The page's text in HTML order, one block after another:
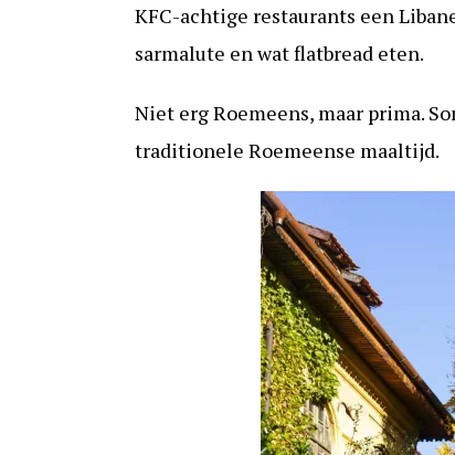
KFC-achtige restaurants een
sarmalute en wat flatbread eten.
Niet erg Roemeens, maar prima.
traditionele Roemeense maaltijd.